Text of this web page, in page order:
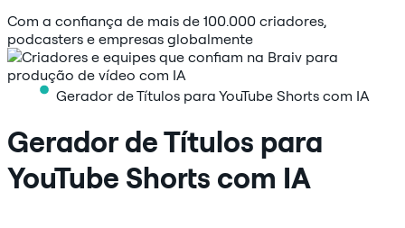
Com a confiança de mais de 100.000 criadores,
podcasters e empresas globalmente
Gerador de Títulos para YouTube Shorts com IA
Gerador de Títulos para
YouTube Shorts com IA